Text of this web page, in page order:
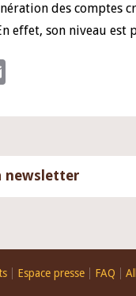
des comptes
effet, son niveau est
newsletter
Espace presse FAQ